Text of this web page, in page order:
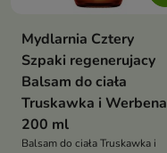
Mydlarnia Cztery
Szpaki regenerujacy
Balsam do ciała
Truskawka i Werbena
200 ml
Balsam do ciała Truskawka i